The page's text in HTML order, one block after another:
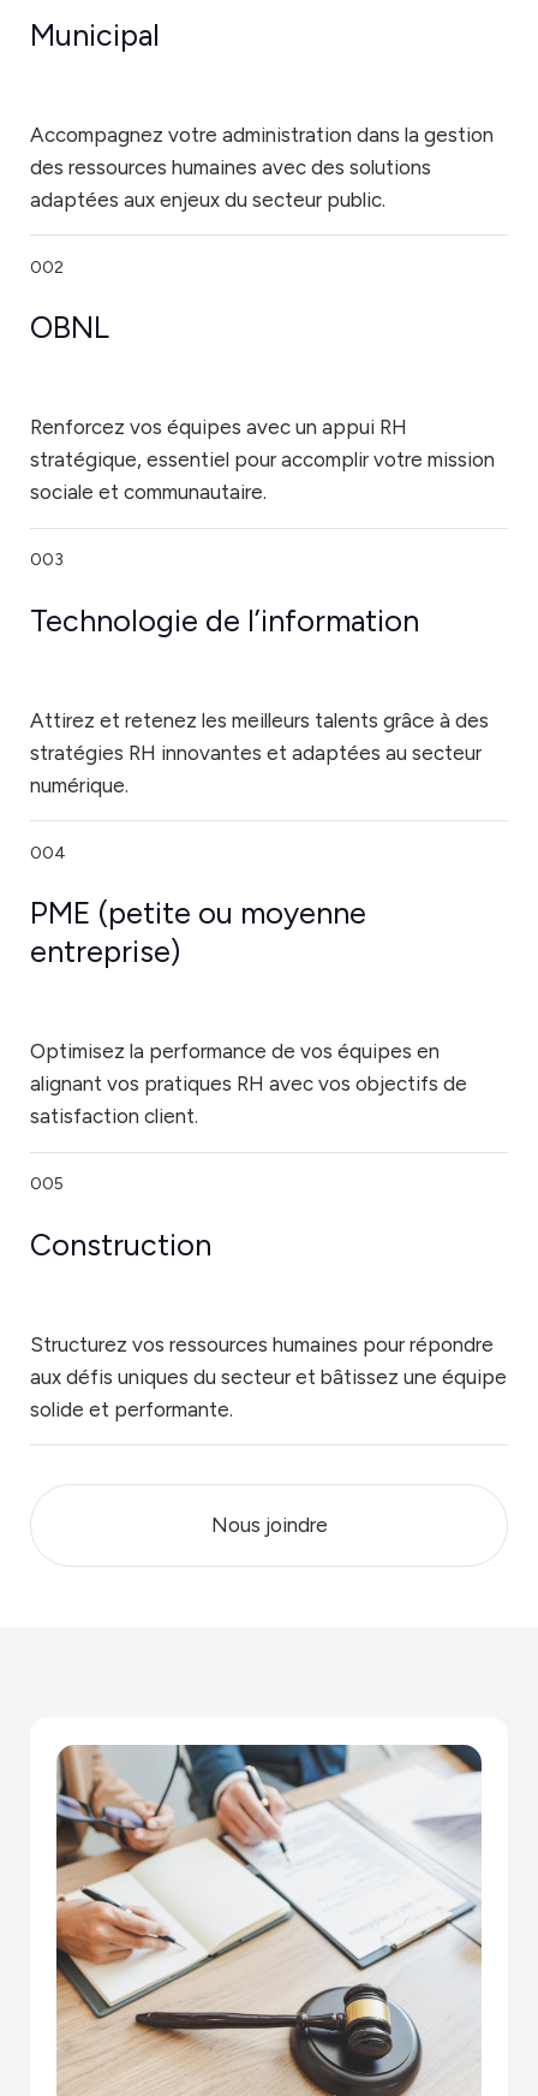
Municipal
Accompagnez votre administration dans la gestion
des ressources humaines avec des solutions
adaptées aux enjeux du secteur public.
002
OBNL
Renforcez vos équipes avec un appui RH
stratégique, essentiel pour accomplir votre mission
sociale et communautaire.
003
Technologie de l’information
Attirez et retenez les meilleurs talents grâce à des
stratégies RH innovantes et adaptées au secteur
numérique.
004
PME (petite ou moyenne
entreprise)
Optimisez la performance de vos équipes en
alignant vos pratiques RH avec vos objectifs de
satisfaction client.
005
Construction
Structurez vos ressources humaines pour répondre
aux défis uniques du secteur et bâtissez une équipe
solide et performante.
Nous joindre